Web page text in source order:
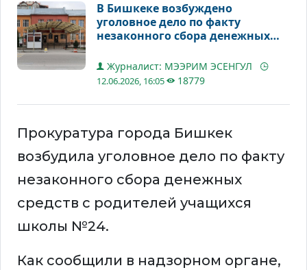
В Бишкеке возбуждено
уголовное дело по факту
незаконного сбора денежных
Журналист: МЭЭРИМ ЭСЕНГУЛ
12.06.2026, 16:05 18779
Прокуратура города Бишкек
возбудила уголовное дело по факту
незаконного сбора денежных
средств с родителей учащихся
школы №24.
Как сообщили в надзорном органе,